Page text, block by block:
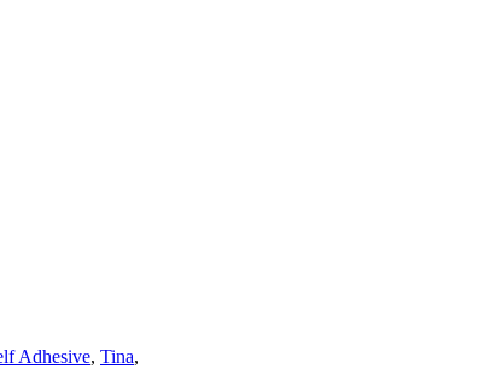
Adhesive, Tina,